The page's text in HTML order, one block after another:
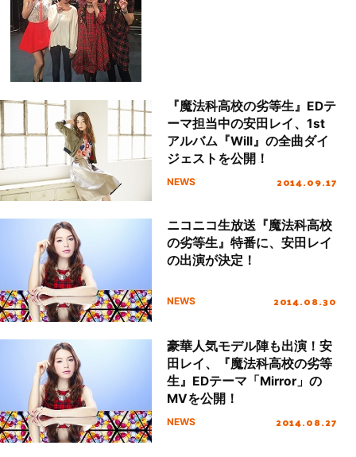
『魔法科高校の劣等生』EDテ
ーマ担当中の安田レイ、1st
アルバム『Will』の全曲ダイ
ジェストを公開！
NEWS 2014.09.17
ニコニコ生放送『魔法科高校
の劣等生』特番に、安田レイ
の出演が決定！
NEWS 2014.08.30
豪華人気モデル陣も出演！安
田レイ、『魔法科高校の劣等
生』EDテーマ「Mirror」の
MVを公開！
NEWS 2014.08.27